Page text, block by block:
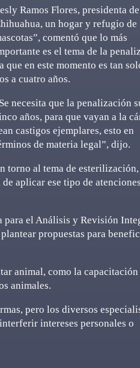
Ramos Flores, presidenta
un hogar y refugio de
comentó que lo más
es el tema de la
que en este momento es tan
a cuatro años.
necesita que la penalización
años, para que vayan a la
castigos ejemplares, esto en
de materia legal”, dijo.
torno al tema de
aplicar ese tipo de
para el Análisis y Revisión
propuestas para
animal, como la
animales.
pero los diversos
intereses personales o